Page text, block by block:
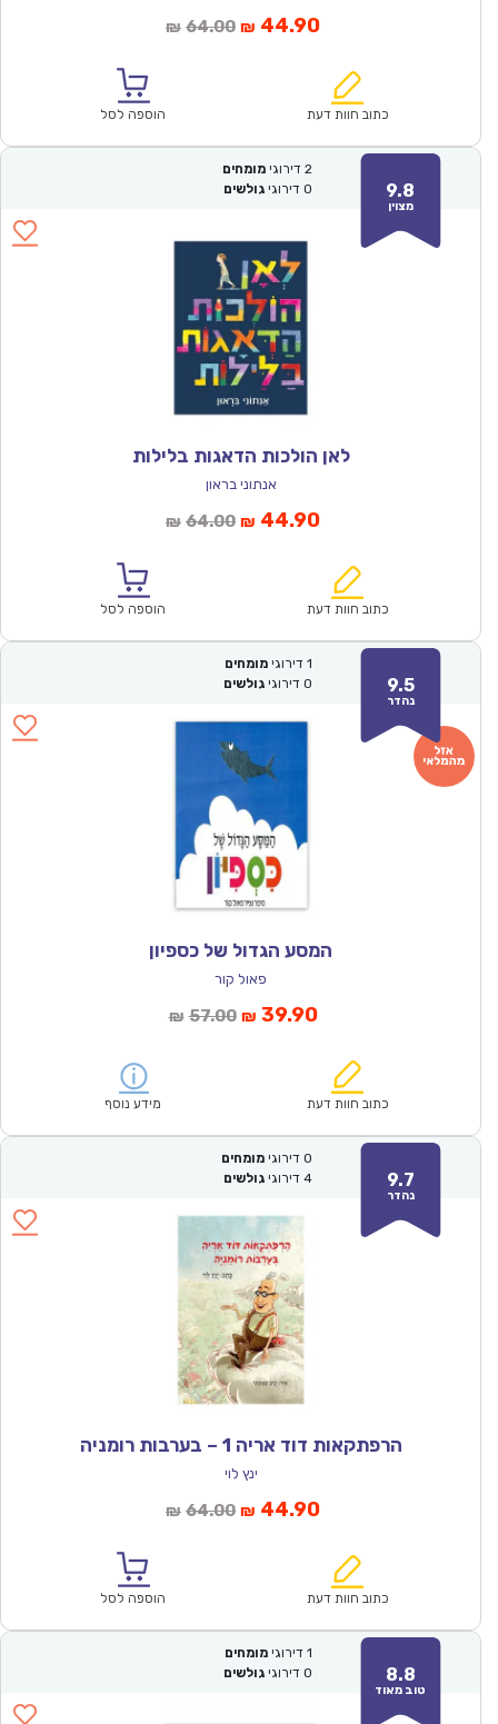
₪ 64.00המחיר
₪64.00.
₪ 44.90המחיר
הוא:
כתוב חוות דעת הוספה לסל
9.8
מצוין
2 דירוגי מומחים
0 דירוגי גולשים
לאן הולכות הדאגות בלילות
אנתוני בראון
₪ 64.00המחיר
₪64.00.
₪ 44.90המחיר
הוא:
כתוב חוות דעת הוספה לסל
9.5
נהדר
1 דירוגי מומחים
0 דירוגי גולשים
המסע הגדול של כספיון
פאול קור
₪ 57.00המחיר
₪57.00.
₪ 39.90המחיר
הוא:
כתוב חוות דעת מידע נוסף
9.7
נהדר
0 דירוגי מומחים
4 דירוגי גולשים
הרפתקאות דוד אריה 1 – בערבות רומניה
ינץ לוי
₪ 64.00המחיר
₪64.00.
₪ 44.90המחיר
הוא:
כתוב חוות דעת הוספה לסל
8.8
טוב מאוד
1 דירוגי מומחים
0 דירוגי גולשים